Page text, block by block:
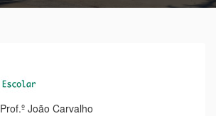
Prof.º João Carvalho